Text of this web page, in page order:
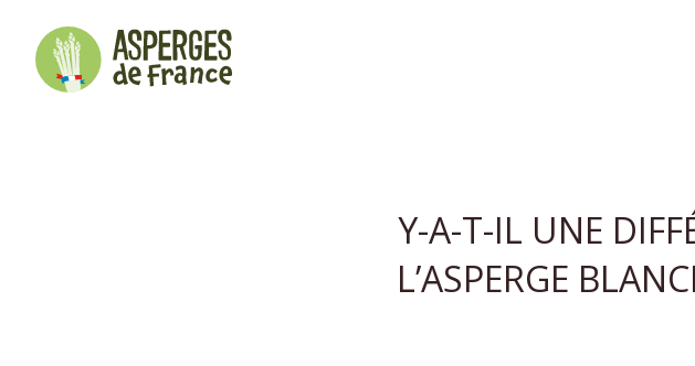
Y-A-T-IL UNE
L’ASPERGE